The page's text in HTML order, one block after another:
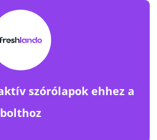
szórólapok ehhez a
bolthoz